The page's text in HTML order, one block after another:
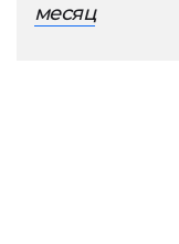
месяц